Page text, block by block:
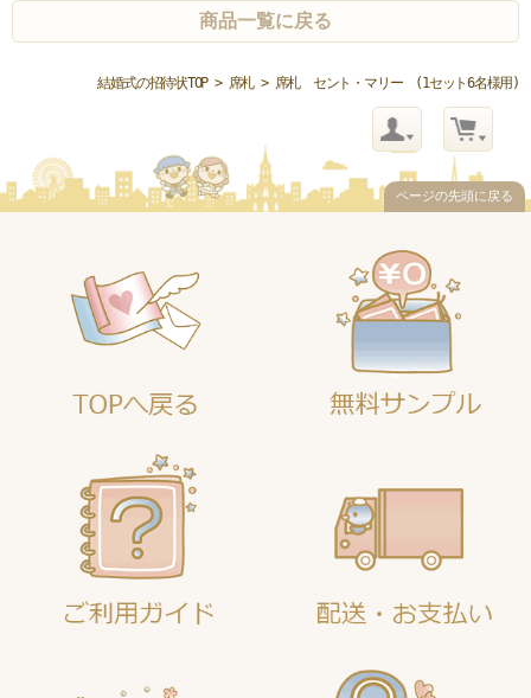
商品一覧に戻る
結婚式の招待状TOP> 席札> 席札 セント・マリー (1セット6名様用)
ページの先頭に戻る